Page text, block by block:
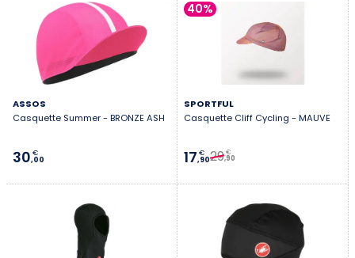
ASSOS
Casquette Summer - BRONZE ASH
30,00
€
40%
SPORTFUL
Casquette Cliff Cycling - MAUVE
17,90
€ 29,90
€